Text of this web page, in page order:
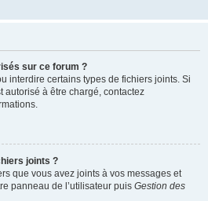
sur ce forum ?
interdire certains types de fichiers joints. Si
autorisé à être chargé, contactez
joints ?
que vous avez joints à vos messages et
panneau de l’utilisateur puis Gestion des